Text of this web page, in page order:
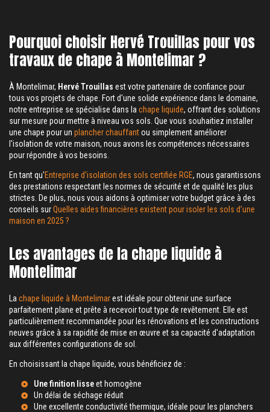
Pourquoi choisir Hervé Trouillas pour vos
travaux de chape à Montelimar ?
À Montelimar, Hervé Trouillas est votre partenaire de confiance pour
tous vos projets de chape. Fort d'une solide expérience dans le domaine,
notre entreprise se spécialise dans la chape liquide, offrant des solutions
sur mesure pour mettre à niveau vos sols. Que vous souhaitiez installer
une chape pour un plancher chauffantou simplement améliorer
l'isolation de votre maison, nous avons les compétences nécessaires
pour répondre à vos besoins.
En tant qu'Entreprise d'isolation des sols certifiée RGE, nous garantissons
des prestations respectant les normes de sécurité et de qualité les plus
strictes. De plus, nous vous aidons à optimiser votre budget grâce à des
conseils surQuelles aides financières existent pour isoler les sols d’une
maison en 2025 ?
Les avantages de la chape liquide à
Montelimar
La chape liquide à Montelimarest idéale pour obtenir une surface
parfaitement plane et prête à recevoir tout type de revêtement. Elle est
particulièrement recommandée pour les rénovations et les constructions
neuves grâce à sa rapidité de mise en œuvre et sa capacité d'adaptation
aux différentes configurations de sol.
En choisissant la chape liquide, vous bénéficiez de :
Une finition lisseet homogène
Un délai de séchage réduit
Une excellente conductivité thermique, idéale pour les planchers